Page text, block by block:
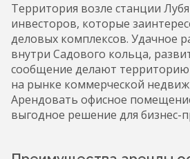
Территория возле станции
инвесторов, которые
деловых комплексов. Удачное
внутри Садового кольца,
сообщение делают
на рынке коммерческой
Арендовать офисное
выгодное решение для бизнес-